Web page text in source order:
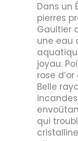
Dans un
pierres
Gaultier
une eau
joyau.
rose
Belle
qui